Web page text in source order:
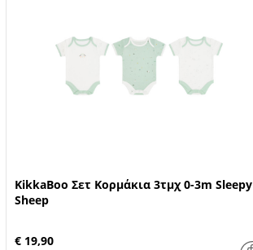
KikkaBoo Σετ Κορμάκια 3τμχ 0-3m Sleepy
Sheep
€ 19,90